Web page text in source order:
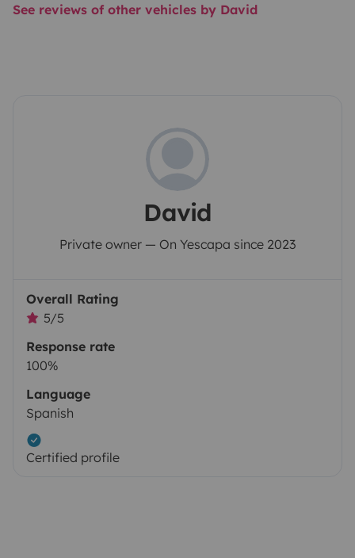
See reviews of other vehicles by David
David
Private owner — On Yescapa since 2023
Overall Rating
5/5
Response rate
100%
Language
Spanish
Certified profile